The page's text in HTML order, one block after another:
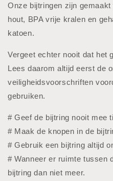
Onze bijtringen zijn
hout, BPA vrije kralen en
katoen.
Vergeet echter nooit dat het
Lees daarom altijd eerst de
veiligheidsvoorschriften
gebruiken.
# Geef de bijtring nooit mee
# Maak de knopen in de
# Gebruik een bijtring altijd
# Wanneer er ruimte tussen
bijtring dan niet meer.